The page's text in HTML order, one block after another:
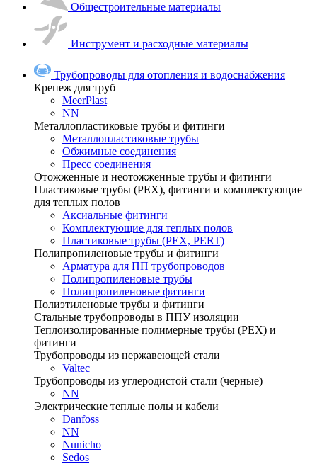
Общестроительные материалы
Инструмент и расходные материалы
Трубопроводы для отопления и водоснабжения
Крепеж для труб
MeerPlast
NN
Металлопластиковые трубы и фитинги
Металлопластиковые трубы
Обжимные соединения
Пресс соединения
Отожженные и неотожженные трубы и фитинги
Пластиковые трубы (РЕХ), фитинги и комплектующие
для теплых полов
Аксиальные фитинги
Комплектующие для теплых полов
Пластиковые трубы (РЕХ, PERT)
Полипропиленовые трубы и фитинги
Арматура для ПП трубопроводов
Полипропиленовые трубы
Полипропиленовые фитинги
Полиэтиленовые трубы и фитинги
Стальные трубопроводы в ППУ изоляции
Теплоизолированные полимерные трубы (РЕХ) и
фитинги
Трубопроводы из нержавеющей стали
Valtec
Трубопроводы из углеродистой стали (черные)
NN
Электрические теплые полы и кабели
Danfoss
NN
Nunicho
Sedos